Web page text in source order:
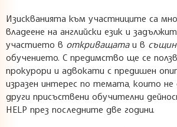
Изискванията към участниците са
владеене на английски език и
участието в откриващатаи в
обучението. С предимство ще се
прокурори и адвокати с предишен
изразен интерес по темата, които не
други присъствени обучителни
HELP през последните две години.